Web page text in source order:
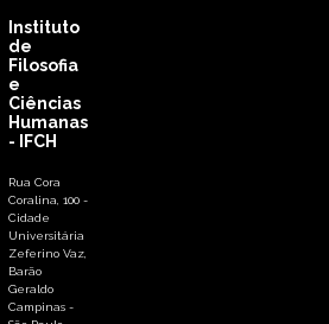
Instituto
de
Filosofia
e
Ciências
Humanas
- IFCH
Rua Cora
Coralina, 100 -
Cidade
Universitária
Zeferino Vaz,
Barão
Geraldo
Campinas -